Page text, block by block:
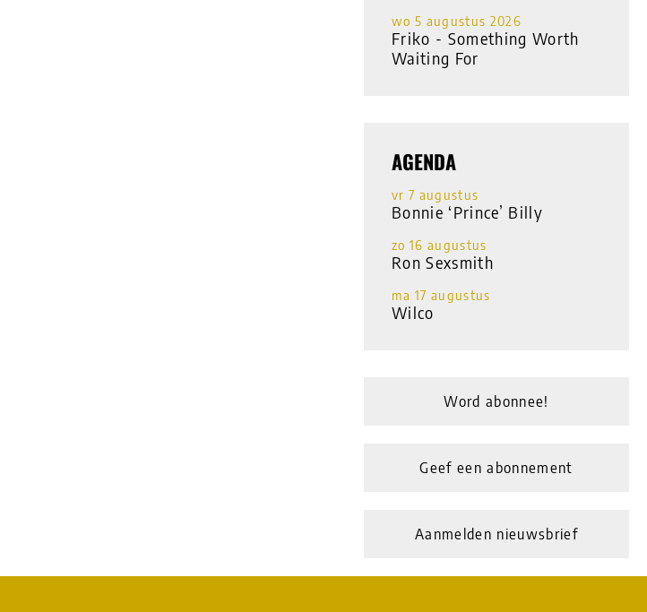
wo 5 augustus 2026
Friko - Something Worth
Waiting For
AGENDA
vr 7 augustus
Bonnie ‘Prince’ Billy
zo 16 augustus
Ron Sexsmith
ma 17 augustus
Wilco
Word abonnee!
Geef een abonnement
Aanmelden nieuwsbrief